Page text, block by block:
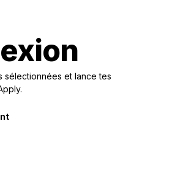
sélectionnées et lance tes